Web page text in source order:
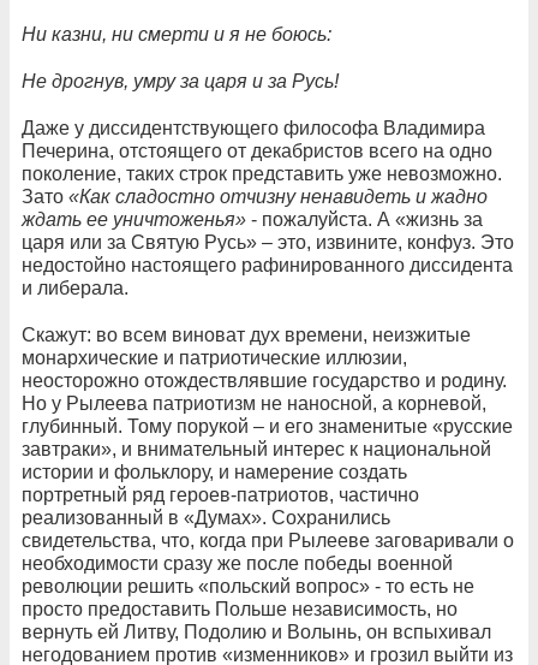
Ни казни, ни смерти и я не боюсь:
Не дрогнув, умру за царя и за Русь!
Даже у диссидентствующего философа Владимира
Печерина, отстоящего от декабристов всего на одно
поколение, таких строк представить уже невозможно.
Зато «Как сладостно отчизну ненавидеть и жадно
ждать ее уничтоженья» - пожалуйста. А «жизнь за
царя или за Святую Русь» – это, извините, конфуз. Это
недостойно настоящего рафинированного диссидента
и либерала.
Скажут: во всем виноват дух времени, неизжитые
монархические и патриотические иллюзии,
неосторожно отождествлявшие государство и родину.
Но у Рылеева патриотизм не наносной, а корневой,
глубинный. Тому порукой – и его знаменитые «русские
завтраки», и внимательный интерес к национальной
истории и фольклору, и намерение создать
портретный ряд героев-патриотов, частично
реализованный в «Думах». Сохранились
свидетельства, что, когда при Рылееве заговаривали о
необходимости сразу же после победы военной
революции решить «польский вопрос» - то есть не
просто предоставить Польше независимость, но
вернуть ей Литву, Подолию и Волынь, он вспыхивал
негодованием против «изменников» и грозил выйти из